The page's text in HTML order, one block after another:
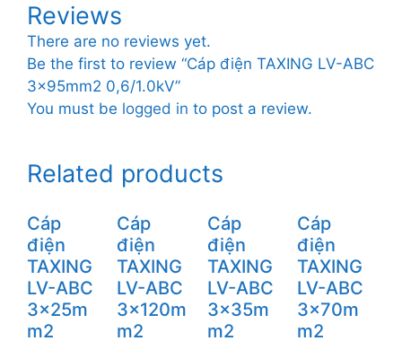
Reviews
There are no reviews yet.
Be the first to review “Cáp điện TAXING LV-ABC
3x95mm2 0,6/1.0kV”
You must be logged in to post a review.
Related products
Cáp
điện
TAXING
LV-ABC
3x25m
m2
Cáp
điện
TAXING
LV-ABC
3x120m
m2
Cáp
điện
TAXING
LV-ABC
3x35m
m2
Cáp
điện
TAXING
LV-ABC
3x70m
m2